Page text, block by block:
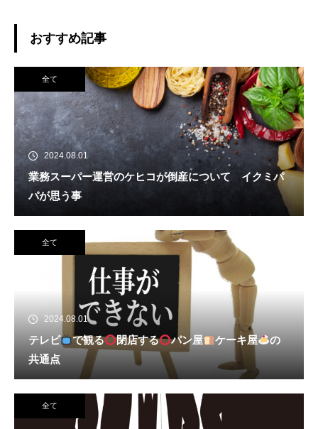
おすすめ記事
全て
2024.08.01
業務スーパー運営のケヒコが倒産について イクミパ
パが思う事
全て
2024.08.01
テレビ で観る 閉店する パン屋 ケーキ屋
の
共通点
全て